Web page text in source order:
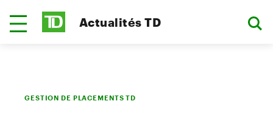
Actualités TD
GESTION DE PLACEMENTS TD